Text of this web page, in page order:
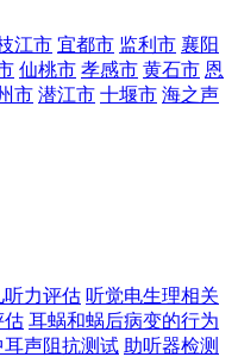
江市 宜都市 监利市 襄阳
仙桃市 孝感市 黄石市 恩
市 潜江市 十堰市 海之声
听力评估 听觉电生理相关
估 耳蜗和蜗后病变的行为
声阻抗测试 助听器检测